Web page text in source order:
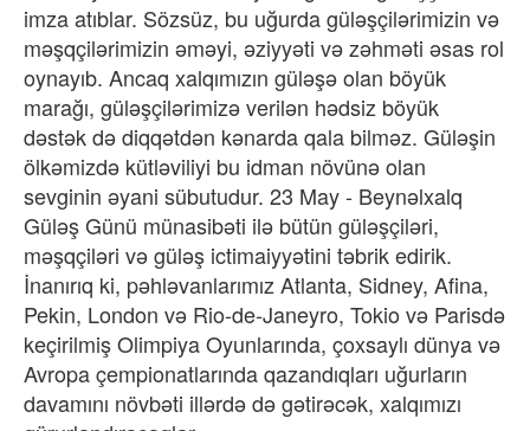
imza atıblar. Sözsüz, bu uğurda güləşçilərimizin və
məşqçilərimizin əməyi, əziyyəti və zəhməti əsas rol
oynayıb. Ancaq xalqımızın güləşə olan böyük
marağı, güləşçilərimizə verilən hədsiz böyük
dəstək də diqqətdən kənarda qala bilməz. Güləşin
ölkəmizdə kütləviliyi bu idman növünə olan
sevginin əyani sübutudur. 23 May - Beynəlxalq
Güləş Günü münasibəti ilə bütün güləşçiləri,
məşqçiləri və güləş ictimaiyyətini təbrik edirik.
İnanırıq ki, pəhləvanlarımız Atlanta, Sidney, Afina,
Pekin, London və Rio-de-Janeyro, Tokio və Parisdə
keçirilmiş Olimpiya Oyunlarında, çoxsaylı dünya və
Avropa çempionatlarında qazandıqları uğurların
davamını növbəti illərdə də gətirəcək, xalqımızı